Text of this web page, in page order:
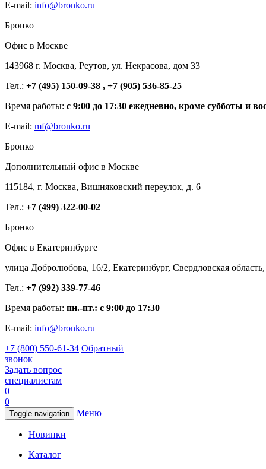
E-mail: info@bronko.ru
Бронко
Офис в Москве
143968 г. Москва, Реутов, ул. Некрасова, дом 33
Тел.: +7 (495) 150-09-38 , +7 (905) 536-85-25
Время работы: с 9:00 до 17:30 ежедневно, кроме субботы и
E-mail: mf@bronko.ru
Бронко
Дополнительный офис в Москве
115184, г. Москва, Вишняковский переулок, д. 6
Тел.: +7 (499) 322-00-02
Бронко
Офис в Екатеринбурге
улица Добролюбова, 16/2, Екатеринбург, Свердловская
Тел.: +7 (992) 339-77-46
Время работы: пн.-пт.: с 9:00 до 17:30
E-mail: info@bronko.ru
+7 (800) 550-61-34 Обратный
звонок
Задать вопрос
специалистам
0
0
Toggle navigation Меню
Новинки
Каталог